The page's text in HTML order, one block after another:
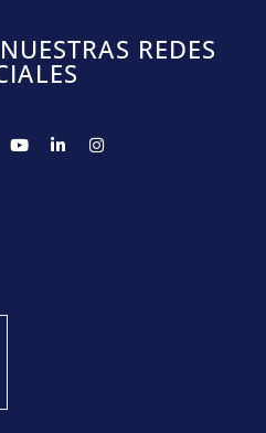
REDES